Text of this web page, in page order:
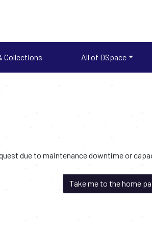
Collections All of DSpace
due to maintenance downtime or
Take me to the home